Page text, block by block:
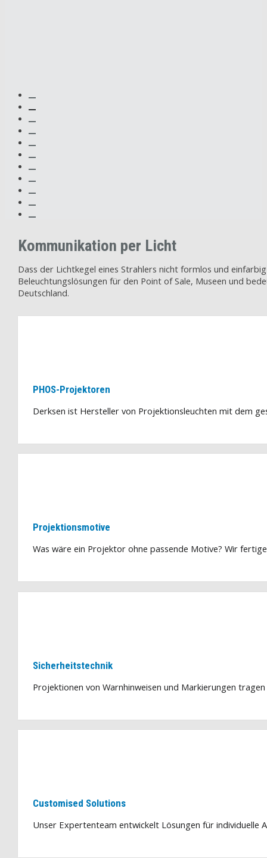
Kommunikation per Licht
Dass der Lichtkegel eines Strahlers nicht formlos und
Beleuchtungslösungen für den Point of Sale, Museen und
Deutschland.
PHOS-Projektoren
Derksen ist Hersteller von Projektionsleuchten mit dem
Projektionsmotive
Was wäre ein Projektor ohne passende Motive? Wir
Sicherheitstechnik
Projektionen von Warnhinweisen und Markierungen
Customised Solutions
Unser Expertenteam entwickelt Lösungen für